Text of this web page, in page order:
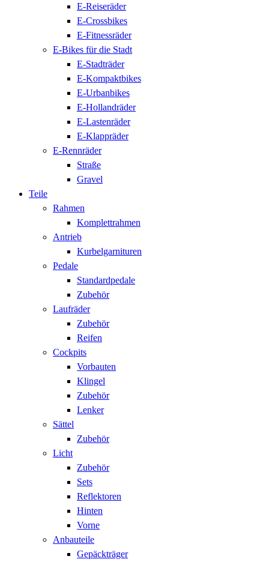
E-Reiseräder
E-Crossbikes
E-Fitnessräder
E-Bikes für die Stadt
E-Stadträder
E-Kompaktbikes
E-Urbanbikes
E-Hollandräder
E-Lastenräder
E-Klappräder
E-Rennräder
Straße
Gravel
Teile
Rahmen
Komplettrahmen
Antrieb
Kurbelgarnituren
Pedale
Standardpedale
Zubehör
Laufräder
Zubehör
Reifen
Cockpits
Vorbauten
Klingel
Zubehör
Lenker
Sättel
Zubehör
Licht
Zubehör
Sets
Reflektoren
Hinten
Vorne
Anbauteile
Gepäckträger